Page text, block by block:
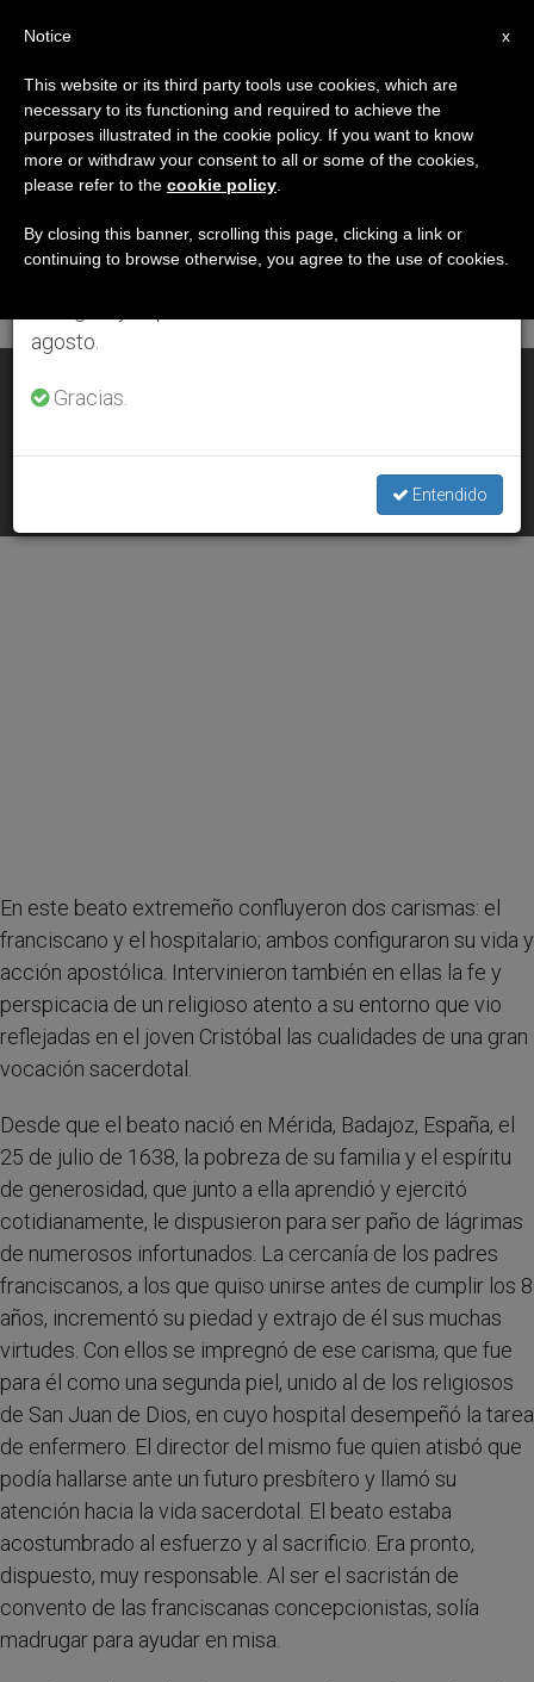
DÍA
Julio 24th, 2013
ÚLTIMAS NOTICIAS
JUL 24, 2013 00:00
En este beato extremeño confluyeron dos carismas: el
franciscano y el hospitalario; ambos configuraron su vida y
acción apostólica. Intervinieron también en ellas la fe y
perspicacia de un religioso atento a su entorno que vio
reflejadas en el joven Cristóbal las cualidades de una gran
vocación sacerdotal.
Desde que el beato nació en Mérida, Badajoz, España, el
25 de julio de 1638, la pobreza de su familia y el espíritu
de generosidad, que junto a ella aprendió y ejercitó
cotidianamente, le dispusieron para ser paño de lágrimas
de numerosos infortunados. La cercanía de los padres
franciscanos, a los que quiso unirse antes de cumplir los 8
años, incrementó su piedad y extrajo de él sus muchas
virtudes. Con ellos se impregnó de ese carisma, que fue
para él como una segunda piel, unido al de los religiosos
de San Juan de Dios, en cuyo hospital desempeñó la tarea
de enfermero. El director del mismo fue quien atisbó que
podía hallarse ante un futuro presbítero y llamó su
atención hacia la vida sacerdotal. El beato estaba
acostumbrado al esfuerzo y al sacrificio. Era pronto,
dispuesto, muy responsable. Al ser el sacristán de
convento de las franciscanas concepcionistas, solía
madrugar para ayudar en misa.
×
Aviso importante
Del 27 de julio al 7 de agosto haremos la pausa
anual, aprovechando que en el periodo de verano
se generan menos informaciones y también el
agosto.
Gracias.
Entendido
x
Notice
This website or its third party tools use cookies, which are
necessary to its functioning and required to achieve the
purposes illustrated in the cookie policy. If you want to know
more or withdraw your consent to all or some of the cookies,
please refer to the cookie policy
By closing this banner, scrolling this page, clicking a link or
continuing to browse otherwise, you agree to the use of cookies.